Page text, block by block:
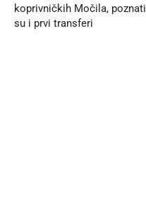
koprivničkih Močila, poznati
su i prvi transferi